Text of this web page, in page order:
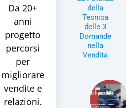
Da 20+
anni
progetto
percorsi
per
migliorare
vendite e
relazioni.
della
Tecnica
delle 3
Domande
nella
Vendita